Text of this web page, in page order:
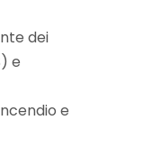
dei
e
e